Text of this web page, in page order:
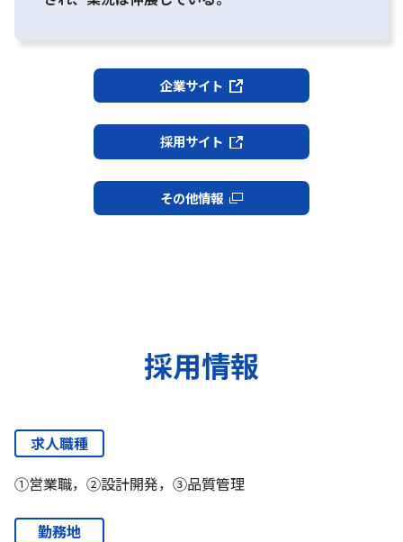
企業サイト
採用サイト
その他情報
採用情報
求人職種
①営業職，②設計開発，③品質管理
勤務地